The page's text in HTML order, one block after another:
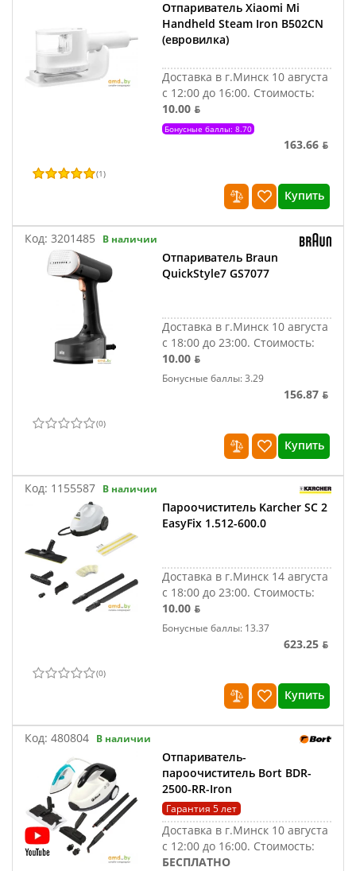
Отпариватель Xiaomi Mi
Handheld Steam Iron B502CN
(евровилка)
Доставка в г.Минск 10 августа
с 12:00 до 16:00. Стоимость:
10.00 ƃ
Бонусные баллы: 8.70
163.66 ƃ
(1)
Купить
Код: 3201485 В наличии
Отпариватель Braun
QuickStyle7 GS7077
Доставка в г.Минск 10 августа
с 18:00 до 23:00. Стоимость:
10.00 ƃ
Бонусные баллы: 3.29
156.87 ƃ
(0)
Купить
Код: 1155587 В наличии
Пароочиститель Karcher SC 2
EasyFix 1.512-600.0
Доставка в г.Минск 14 августа
с 18:00 до 23:00. Стоимость:
10.00 ƃ
Бонусные баллы: 13.37
623.25 ƃ
(0)
Купить
Код: 480804 В наличии
Отпариватель-
пароочиститель Bort BDR-
2500-RR-Iron
Гарантия 5 лет
Доставка в г.Минск 10 августа
с 12:00 до 16:00. Стоимость:
БЕСПЛАТНО